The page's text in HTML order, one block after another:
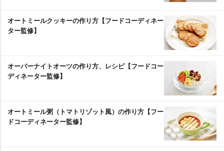
オートミールクッキーの作り方【フードコーディネー
ター監修】
オーバーナイトオーツの作り方、レシピ【フードコー
ディネーター監修】
オートミール粥（トマトリゾット風）の作り方【フー
ドコーディネーター監修】